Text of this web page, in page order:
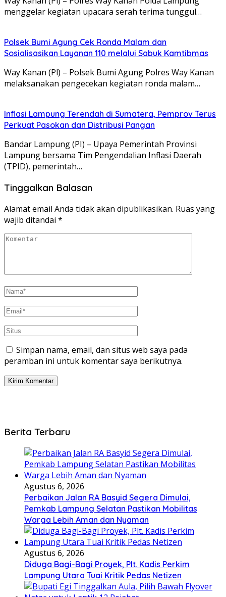
menggelar kegiatan upacara serah terima tunggul…
Polsek Bumi Agung Cek Ronda Malam dan
Sosialisasikan Layanan 110 melalui Sabuk Kamtibmas
Way Kanan (Pl) – Polsek Bumi Agung Polres Way Kanan
melaksanakan pengecekan kegiatan ronda malam…
Inflasi Lampung Terendah di Sumatera, Pemprov Terus
Perkuat Pasokan dan Distribusi Pangan
Bandar Lampung (PI) – Upaya Pemerintah Provinsi
Lampung bersama Tim Pengendalian Inflasi Daerah
(TPID), pemerintah…
Tinggalkan Balasan
Alamat email Anda tidak akan dipublikasikan. Ruas yang
wajib ditandai *
Simpan nama, email, dan situs web saya pada
peramban ini untuk komentar saya berikutnya.
Berita Terbaru
Agustus 6, 2026
Perbaikan Jalan RA Basyid Segera Dimulai,
Pemkab Lampung Selatan Pastikan Mobilitas
Warga Lebih Aman dan Nyaman
Agustus 6, 2026
Diduga Bagi-Bagi Proyek, Plt. Kadis Perkim
Lampung Utara Tuai Kritik Pedas Netizen